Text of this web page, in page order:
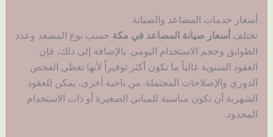
أسعار خدمات المصاعد والصيانة
تختلف أسعار صيانة المصاعد في مكة حسب نوع المصعد وعدد
الطوابق وحجم الاستخدام اليومي. بالإضافة إلى ذلك، فإن
العقود السنوية غالباً ما تكون أكثر توفيراً لأنها تغطي الفحص
الدوري والإصلاحات المحتملة. من ناحية أخرى، يمكن للعقود
الشهرية أن تكون مناسبة للمباني الصغيرة أو ذات الاستخدام
المحدود.